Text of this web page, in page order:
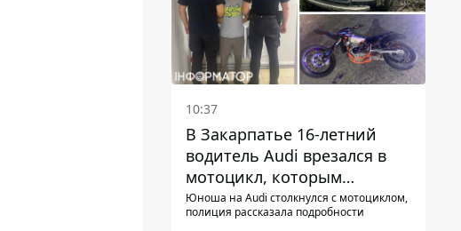
10:37
В Закарпатье 16-летний
водитель Audi врезался в
мотоцикл, которым
управлял 10-летний
мальчик
Юноша на Audi столкнулся с мотоциклом,
полиция рассказала подробности